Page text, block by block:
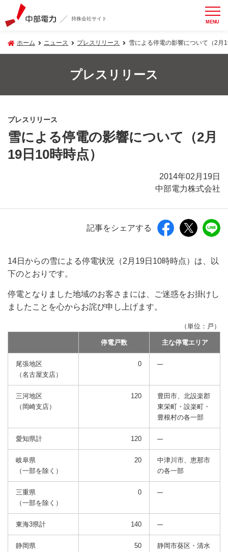
持株会社サイト MENU
ホーム ニュース プレスリリース 雪による停電の影響について（2月
プレスリリース
プレスリリース
雪による停電の影響について（2月
19日10時時点）
2014年02月19日
中部電力株式会社
記事をシェアする
14日からの雪による停電状況（2月19日10時時点）は、以
下のとおりです。
停電となりました地域のお客さまには、ご迷惑をお掛けし
ましたことを心からお詫び申し上げます。
（単位：戸）
停電戸数 主な停電エリア
尾張地区
（名古屋支店）
0
三河地区
（岡崎支店）
120
豊田市、北設楽郡
東栄町・設楽町・
豊根村の各一部
愛知県計 120
岐阜県
（一部を除く）
20
中津川市、恵那市
の各一部
三重県
（一部を除く）
0
東海3県計 140
静岡県
50
静岡市葵区・清水